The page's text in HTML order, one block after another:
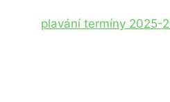
plavání termíny 2025-